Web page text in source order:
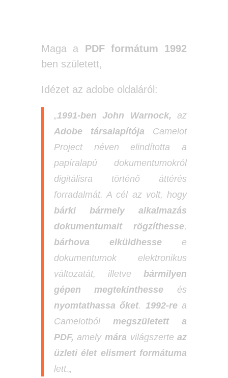
Maga a PDF formátum 1992
ben született,
Idézet az adobe oldaláról:
„1991-ben John Warnock, az
Adobe társalapítója Camelot
Project néven elindította a
papíralapú dokumentumokról
digitálisra történő áttérés
forradalmát. A cél az volt, hogy
bárki bármely alkalmazás
dokumentumait rögzíthesse,
bárhova elküldhesse e
dokumentumok elektronikus
változatát, illetvebármilyen
gépen megtekinthesse és
nyomtathassa őket. 1992-rea
Camelotból megszületett a
PDF, amelymára világszerteaz
üzleti élet elismert formátuma
lett.„